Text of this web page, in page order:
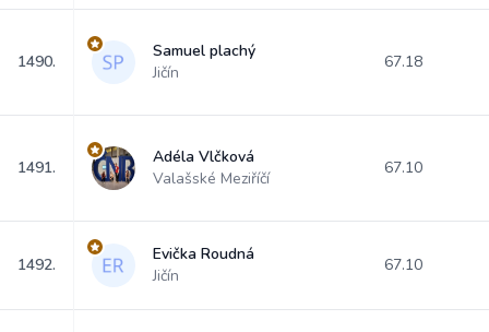
1490.
Samuel plachý
Jičín
67.18
1491.
Adéla Vlčková
Valašské Meziříčí
67.10
1492.
Evička Roudná
Jičín
67.10